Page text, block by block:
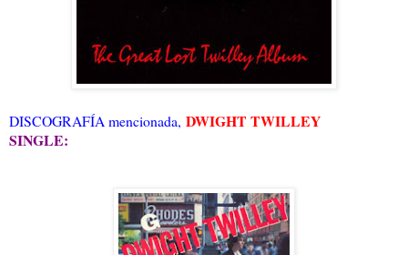
DISCOGRAFÍA mencionada, DWIGHT TWILLEY
SINGLE: